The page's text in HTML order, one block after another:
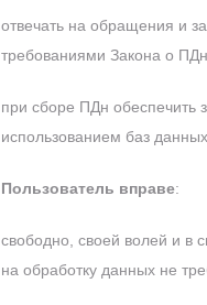
отвечать на обращения и
требованиями Закона о
при сборе ПДн обеспечить
использованием баз
Пользователь вправе:
свободно, своей волей и в
на обработку данных не